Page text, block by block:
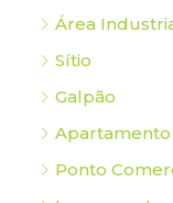
Área
Sítio
Galpão
Apartamento
Ponto